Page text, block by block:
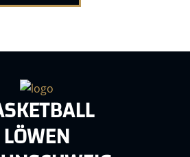
LÖWEN